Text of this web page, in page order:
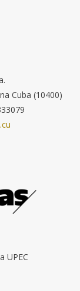
Cuba (10400)
UPEC